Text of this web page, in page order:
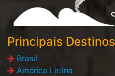
Principais Destinos
Brasil
América Latina